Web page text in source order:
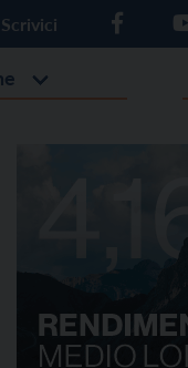
Scrivici